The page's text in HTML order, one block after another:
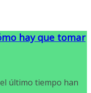
hay que tomar
último tiempo han